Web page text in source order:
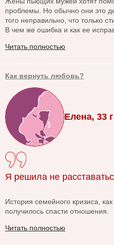
проблемы. Но обычно они это
того неправильно, что только
В чем же ошибка и как ее
Читать полностью
Как вернуть любовь?
Елена, 33
Я решила не
История семейного кризиса,
получилось спасти отношения.
Читать полностью